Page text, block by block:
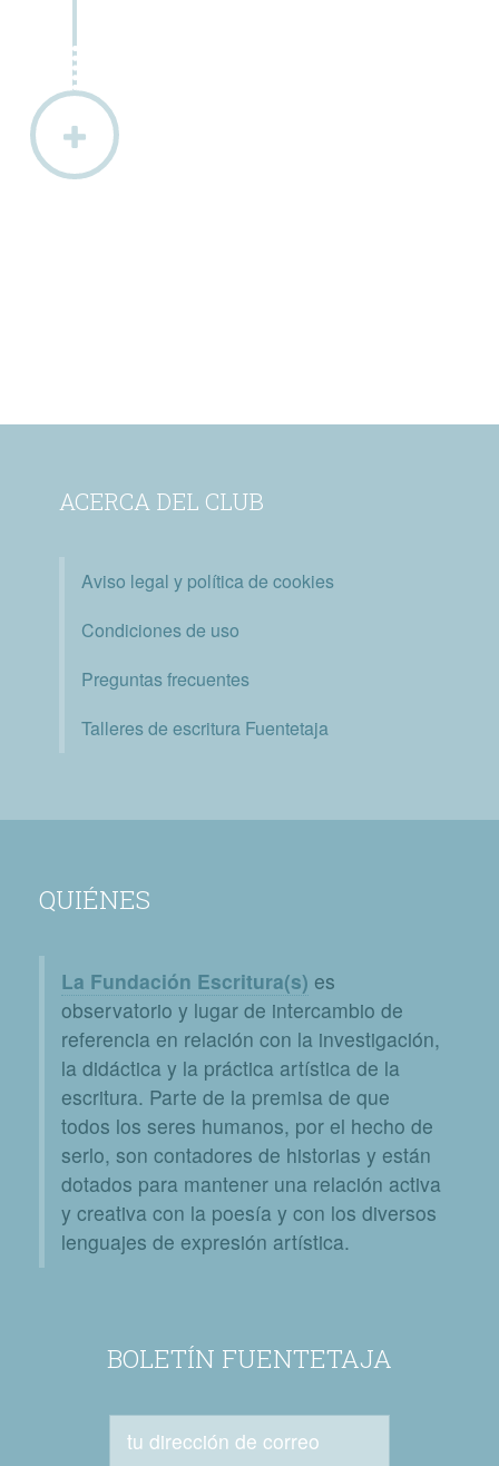
ACERCA DEL CLUB
Aviso legal y política de cookies
Condiciones de uso
Preguntas frecuentes
Talleres de escritura Fuentetaja
QUIÉNES
La Fundación Escritura(s) es
observatorio y lugar de intercambio de
referencia en relación con la investigación,
la didáctica y la práctica artística de la
escritura. Parte de la premisa de que
todos los seres humanos, por el hecho de
serlo, son contadores de historias y están
dotados para mantener una relación activa
y creativa con la poesía y con los diversos
lenguajes de expresión artística.
BOLETÍN FUENTETAJA